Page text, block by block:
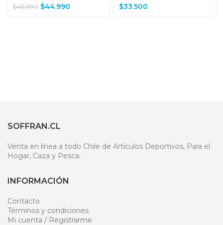
$46.990 $44.990 $33.500
SOFFRAN.CL
Venta en línea a todo Chile de Artículos Deportivos, Para el
Hogar, Caza y Pesca.
INFORMACIÓN
Contacto
Términos y condiciones
Mi cuenta / Registrarme